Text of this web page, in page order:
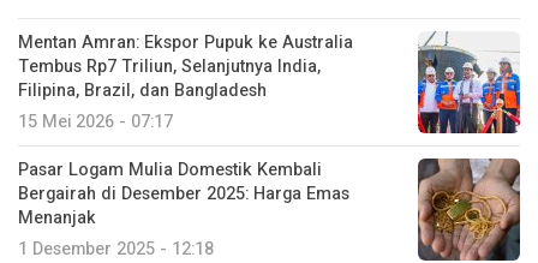
Mentan Amran: Ekspor Pupuk ke Australia
Tembus Rp7 Triliun, Selanjutnya India,
Filipina, Brazil, dan Bangladesh
15 Mei 2026 - 07:17
Pasar Logam Mulia Domestik Kembali
Bergairah di Desember 2025: Harga Emas
Menanjak
1 Desember 2025 - 12:18